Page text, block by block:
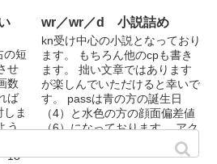
い
）
り、
っ
し
す
イ
。
の短
せ
数
ば
ま
う
18
wr／wr／d 小説詰め
kn受け中心の小説となっており
ます。 もちろん他のcpも書き
ます。 拙い文章ではあります
が楽しんでいただけると幸いで
す。 passは青の方の誕生日
（4）と水色の方の顔面偏差値
（6）になっております。 アク
セス54000ありがとうございま
す！！2019.0829 お気に入り